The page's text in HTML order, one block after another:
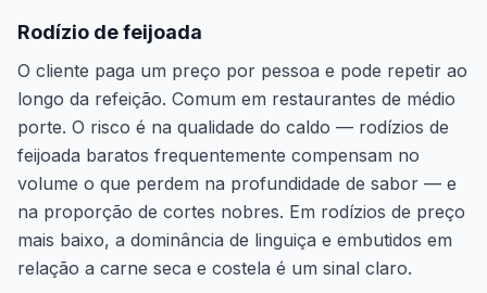
Rodízio de feijoada
O cliente paga um preço por pessoa e pode repetir ao
longo da refeição. Comum em restaurantes de médio
porte. O risco é na qualidade do caldo — rodízios de
feijoada baratos frequentemente compensam no
volume o que perdem na profundidade de sabor — e
na proporção de cortes nobres. Em rodízios de preço
mais baixo, a dominância de linguiça e embutidos em
relação a carne seca e costela é um sinal claro.